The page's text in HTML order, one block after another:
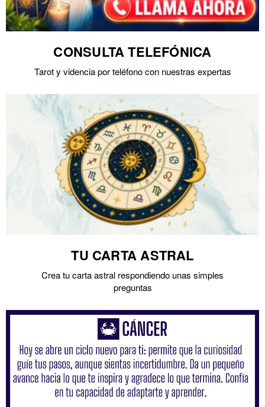
CONSULTA TELEFÓNICA
Tarot y videncia por teléfono con nuestras expertas
TU CARTA ASTRAL
Crea tu carta astral respondiendo unas simples
preguntas